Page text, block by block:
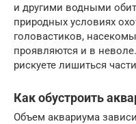
и другими водными
природных условиях
головастиков,
проявляются и в
рискуете лишиться
Как обустроить
Объем аквариума